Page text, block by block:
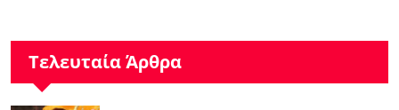
Τελευταία Άρθρα